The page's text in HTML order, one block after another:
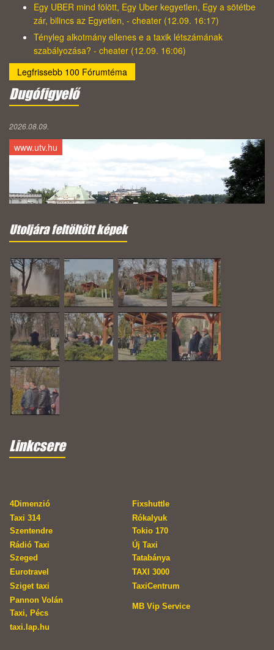
Egy UBER mind fölött, Egy Uber kegyetlen, Egy a sötétbe
zár, bilincs az Egyetlen, - cheater (12.09. 16:17)
Tényleg alkotmány ellenes e a taxik létszámának
szabályozása? - cheater (12.09. 16:06)
Legfrissebb 100 Fórumtéma
Dugófigyelő
2026.08.09.
www.utv.hu
Utoljára feltöltött képek
Linkcsere
4Dimenzió
Fixshuttle
Taxi 314
Szentendre
Rókalyuk
Tokio 170
Rádió Taxi
Szeged
Új Taxi
Tatabánya
Eurotravel
TAXI 3000
Sziget taxi
TaxiCentrum
Pannon Volán
Taxi, Pécs
MB Vip Service
taxi.lap.hu